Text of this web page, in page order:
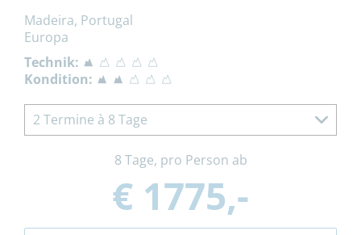
Madeira, Portugal
Europa
Technik:
Kondition:
2 Termine à 8 Tage
8 Tage, pro Person ab
€ 1775,-